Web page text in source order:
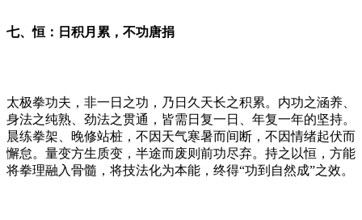
七、恒：日积月累， 不功唐捐
太极拳功夫，非一日之功，乃日久天长之积累。内功之涵养、
身法之纯熟、劲法之贯通，皆需日复一日、年复一年的坚持。
晨练拳架、晚修站桩，不因天气寒暑而间断，不因情绪起伏而
懈怠。量变方生质变，半途而废则前功尽弃。持之以恒，方能
将拳理融入骨髓，将技法化为本能，终得“功到自然成”之效。